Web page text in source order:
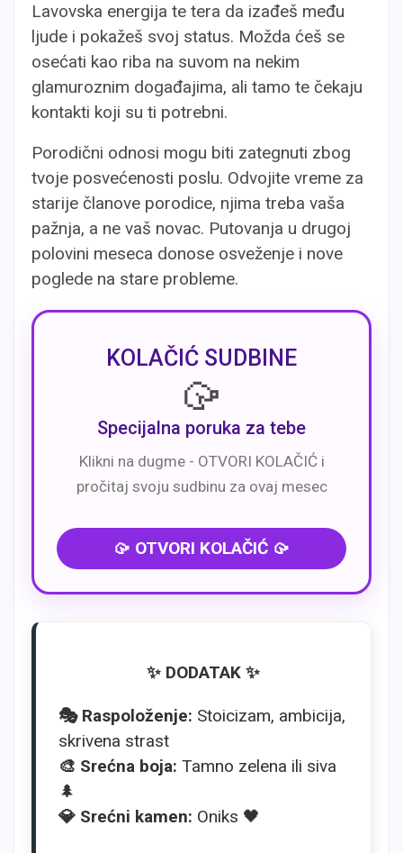
Lavovska energija te tera da izađeš među
ljude i pokažeš svoj status. Možda ćeš se
osećati kao riba na suvom na nekim
glamuroznim događajima, ali tamo te čekaju
kontakti koji su ti potrebni.
Porodični odnosi mogu biti zategnuti zbog
tvoje posvećenosti poslu. Odvojite vreme za
starije članove porodice, njima treba vaša
pažnja, a ne vaš novac. Putovanja u drugoj
polovini meseca donose osveženje i nove
poglede na stare probleme.
KOLAČIĆ SUDBINE
🥠
Specijalna poruka za tebe
Klikni na dugme - OTVORI KOLAČIĆ i
pročitaj svoju sudbinu za ovaj mesec
🥠 OTVORI KOLAČIĆ 🥠
✨ DODATAK ✨
🎭 Raspoloženje: Stoicizam, ambicija,
skrivena strast
🎨 Srećna boja: Tamno zelena ili siva
🌲
💎 Srećni kamen: Oniks 🖤